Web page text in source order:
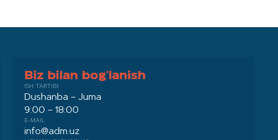
Biz bilan bog'lanish
ISH TARTIBI
Dushanba – Juma
9:00 – 18:00
E-MAIL
info@adm.uz